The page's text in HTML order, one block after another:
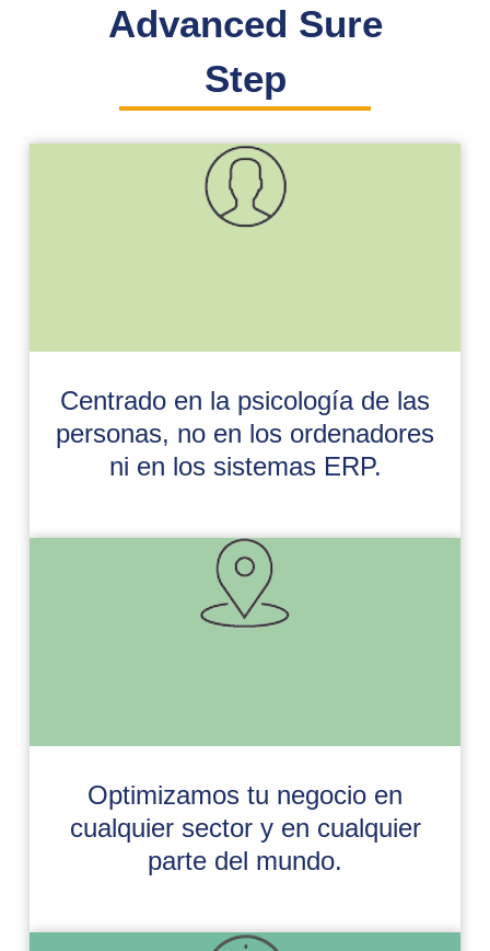
Advanced Sure
Step
Centrado en la psicología de las
personas, no en los ordenadores
ni en los sistemas ERP.
Optimizamos tu negocio en
cualquier sector y en cualquier
parte del mundo.